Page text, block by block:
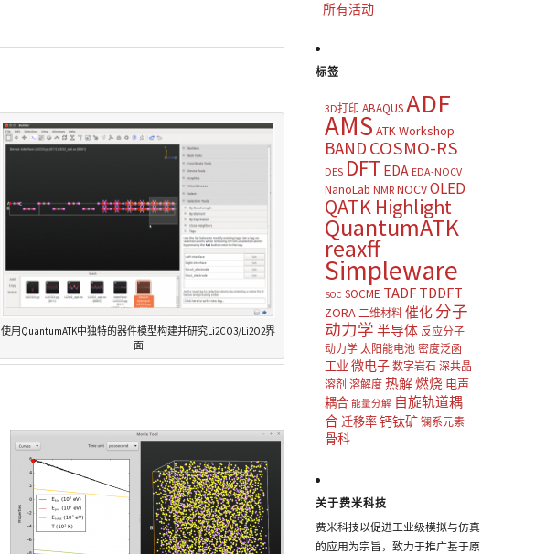
使用QuantumATK中独特的器件模型构建并研究Li2CO3/Li2O2界
面
所有活动
标签
3D打印 ABAQUSADF
AMS ATK Workshop
BAND COSMO-RS
DES DFT EDA EDA-NOCV
NanoLab NMR NOCVOLED
QATK Highlight
QuantumATK
reaxff
Simpleware
SOC SOCME TADF TDDFT
ZORA 二维材料 催化 分子
动力学 半导体 反应分子
动力学 太阳能电池 密度泛函
工业 微电子 数字岩石 深共晶
溶剂 溶解度 热解燃烧 电声
耦合 能量分解 自旋轨道耦
合迁移率钙钛矿 镧系元素
骨科
关于费米科技
费米科技以促进工业级模拟与仿真
的应用为宗旨，致力于推广基于原